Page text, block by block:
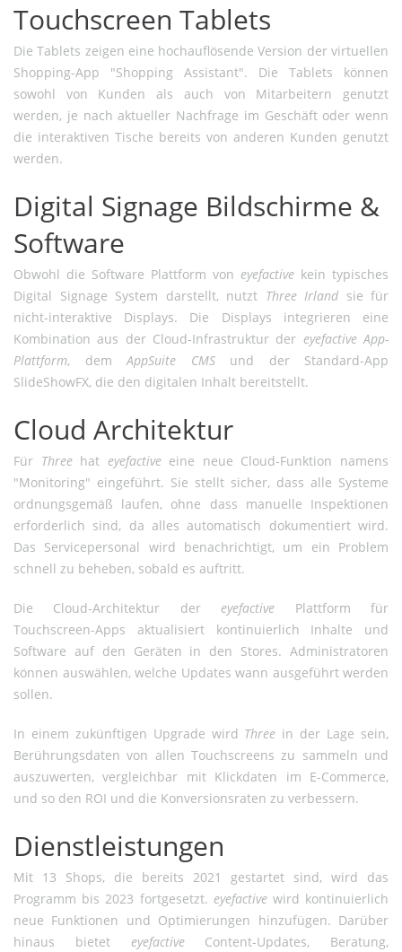
Touchscreen Tablets
Die Tablets zeigen eine hochauflösende Version der virtuellen
Shopping-App "Shopping Assistant". Die Tablets können
sowohl von Kunden als auch von Mitarbeitern genutzt
werden, je nach aktueller Nachfrage im Geschäft oder wenn
die interaktiven Tische bereits von anderen Kunden genutzt
werden.
Digital Signage Bildschirme &
Software
Obwohl die Software Plattform von eyefactive kein typisches
Digital Signage System darstellt, nutzt Three Irland sie für
nicht-interaktive Displays. Die Displays integrieren eine
Kombination aus der Cloud-Infrastruktur der eyefactive App-
Plattform, demAppSuite CMSund der Standard-App
SlideShowFX, die den digitalen Inhalt bereitstellt.
Cloud Architektur
Für Threehat eyefactiveeine neue Cloud-Funktion namens
"Monitoring" eingeführt. Sie stellt sicher, dass alle Systeme
ordnungsgemäß laufen, ohne dass manuelle Inspektionen
erforderlich sind, da alles automatisch dokumentiert wird.
Das Servicepersonal wird benachrichtigt, um ein Problem
schnell zu beheben, sobald es auftritt.
Die Cloud-Architektur der eyefactive Plattform für
Touchscreen-Apps aktualisiert kontinuierlich Inhalte und
Software auf den Geräten in den Stores. Administratoren
können auswählen, welche Updates wann ausgeführt werden
sollen.
In einem zukünftigen Upgrade wird Three in der Lage sein,
Berührungsdaten von allen Touchscreens zu sammeln und
auszuwerten, vergleichbar mit Klickdaten im E-Commerce,
und so den ROI und die Konversionsraten zu verbessern.
Dienstleistungen
Mit 13 Shops, die bereits 2021 gestartet sind, wird das
Programm bis 2023 fortgesetzt. eyefactivewird kontinuierlich
neue Funktionen und Optimierungen hinzufügen. Darüber
hinaus bietet eyefactiveContent-Updates, Beratung,